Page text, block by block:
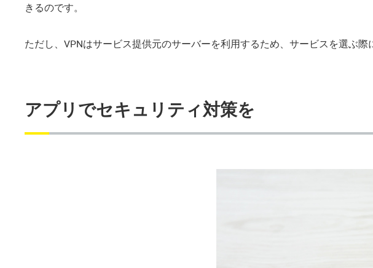
きるのです。
ただし、VPNはサービス提供元のサーバーを利用するため、サービスを選ぶ
アプリでセキュリティ対策を